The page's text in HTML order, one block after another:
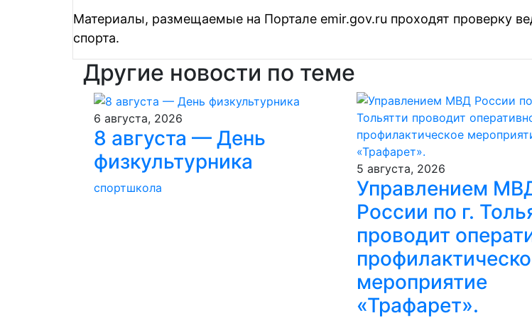
Материалы, размещаемые на Портале emir.gov.ru проходят проверку
спорта.
Другие новости по теме
6 августа, 2026
8 августа — День
физкультурника
спортшкола
5 августа, 2026
Управлением
России по г.
проводит
мероприятие
«Трафарет».